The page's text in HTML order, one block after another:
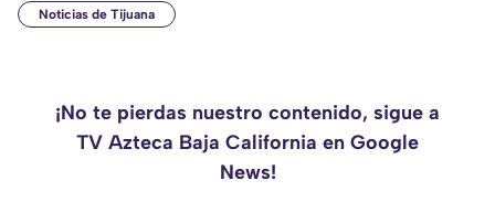
Noticias de Tijuana
¡No te pierdas nuestro contenido, sigue a
TV Azteca Baja California en Google
News!